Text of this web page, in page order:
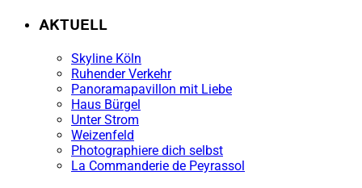
AKTUELL
Skyline Köln
Ruhender Verkehr
Panoramapavillon mit Liebe
Haus Bürgel
Unter Strom
Weizenfeld
Photographiere dich selbst
La Commanderie de Peyrassol